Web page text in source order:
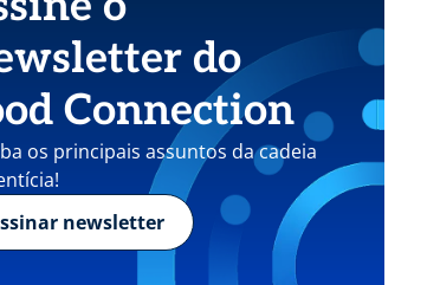
do
Connection
os principais assuntos da cadeia
newsletter